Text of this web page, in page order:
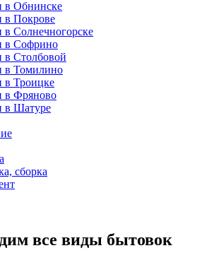
в Обнинске
в Покрове
в Солнечногорске
в Софрино
в Столбовой
в Томилино
в Троицке
в Фряново
в Шатуре
сборка
все виды бытовок